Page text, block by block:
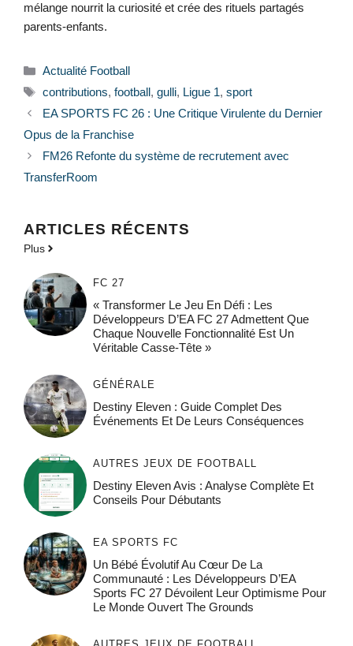
mélange nourrit la curiosité et crée des rituels partagés
parents-enfants.
Catégories
Actualité Football
Étiquettes
contributions, football, gulli, Ligue 1, sport
EA SPORTS FC 26 : Une Critique Virulente du Dernier
Opus de la Franchise
FM26 Refonte du système de recrutement avec
TransferRoom
ARTICLES RÉCENTS
Plus
FC 27
« Transformer Le Jeu En Défi : Les
Développeurs D’EA FC 27 Admettent Que
Chaque Nouvelle Fonctionnalité Est Un
Véritable Casse-Tête »
GÉNÉRALE
Destiny Eleven : Guide Complet Des
Événements Et De Leurs Conséquences
AUTRES JEUX DE FOOTBALL
Destiny Eleven Avis : Analyse Complète Et
Conseils Pour Débutants
EA SPORTS FC
Un Bébé Évolutif Au Cœur De La
Communauté : Les Développeurs D’EA
Sports FC 27 Dévoilent Leur Optimisme Pour
Le Monde Ouvert The Grounds